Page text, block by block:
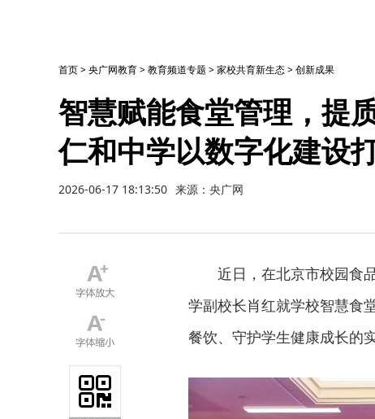
首页>央广网教育>教育频道专题 >家校共育新生态>创新成果
智慧赋能食堂管理，
仁和中学以数字化建设
2026-06-17 18:13:50 来源：央广网
近日，在北京市校园食
学副校长肖红就学校智慧食
餐饮、守护学生健康成长的